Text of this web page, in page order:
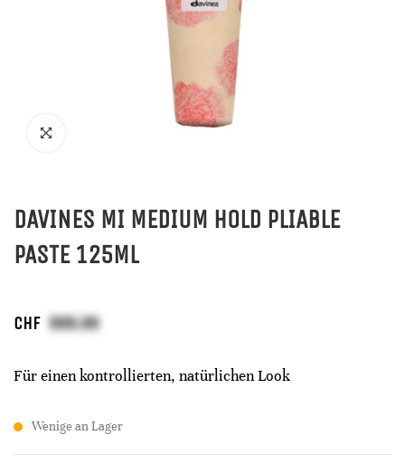
DAVINES MI MEDIUM HOLD PLIABLE
PASTE 125ML
CHF
Für einen kontrollierten, natürlichen Look
Wenige an Lager